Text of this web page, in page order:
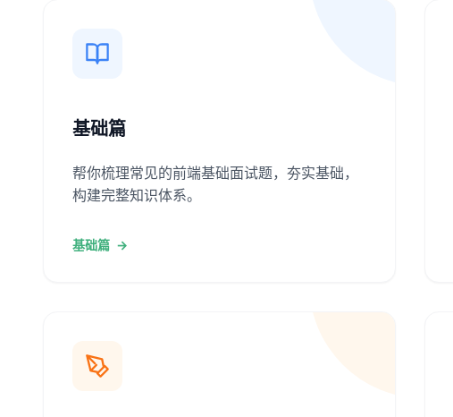
基础篇
帮你梳理常见的前端基础面试题，夯实基础，
构建完整知识体系。
基础篇 →